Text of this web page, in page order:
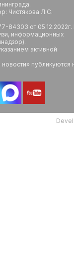
Чистякова Л.С.
84303 от
информационных
активной
публикуются